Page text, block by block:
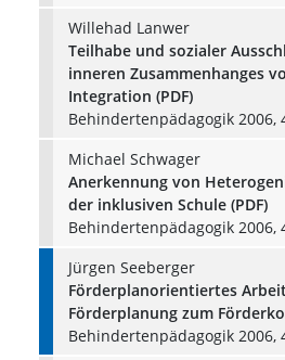
Willehad Lanwer
Teilhabe und sozialer
inneren Zusammenhanges
Integration (PDF)
Behindertenpädagogik 2006,
Michael Schwager
Anerkennung von
der inklusiven Schule (PDF)
Behindertenpädagogik 2006,
Jürgen Seeberger
Förderplanorientiertes
Förderplanung zum
Behindertenpädagogik 2006,